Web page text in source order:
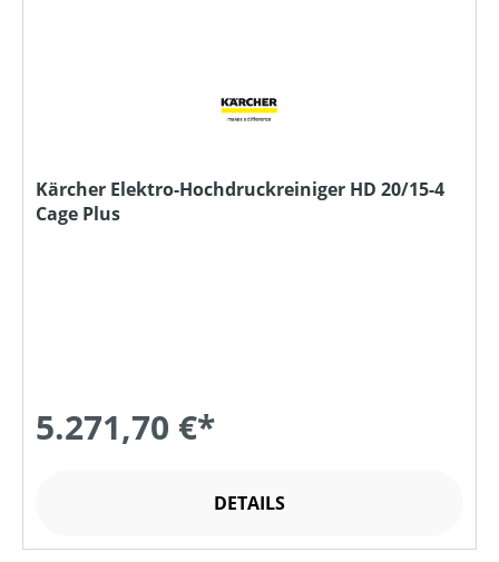
Kärcher Elektro-Hochdruckreiniger HD 20/15-4
Cage Plus
5.271,70 €*
DETAILS